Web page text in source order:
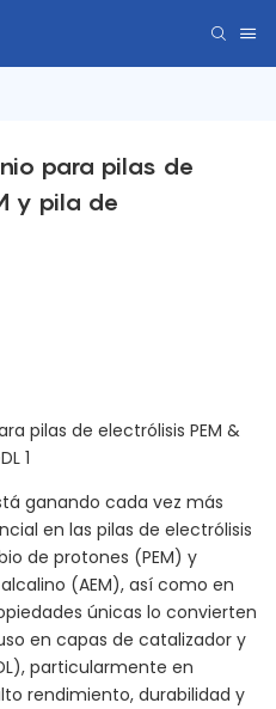
para pilas de
y pila de
ganando cada vez más
en las pilas de electrólisis
de protones (PEM) y
(AEM), así como en
únicas lo convierten
en capas de catalizador y
particularmente en
rendimiento, durabilidad y